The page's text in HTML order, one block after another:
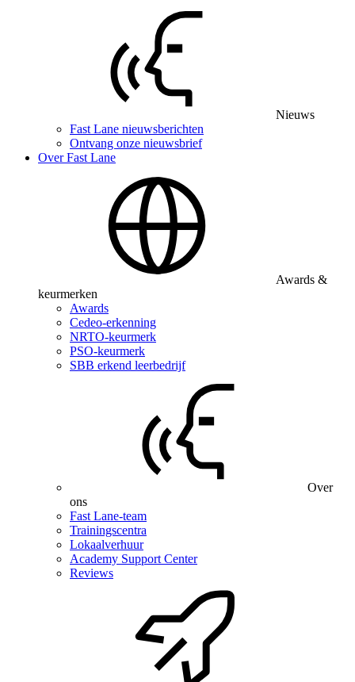
Nieuws
Fast Lane nieuwsberichten
Ontvang onze nieuwsbrief
Over Fast Lane
Awards &
keurmerken
Awards
Cedeo-erkenning
NRTO-keurmerk
PSO-keurmerk
SBB erkend leerbedrijf
Over
ons
Fast Lane-team
Trainingscentra
Lokaalverhuur
Academy Support Center
Reviews